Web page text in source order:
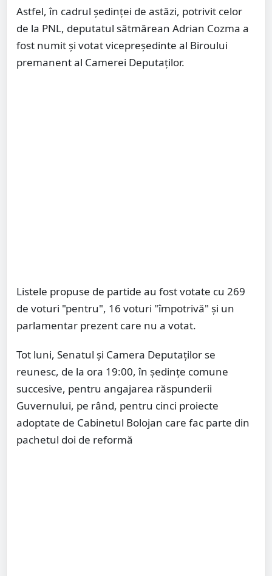
Astfel, în cadrul ședinței de astăzi, potrivit celor
de la PNL, deputatul sătmărean Adrian Cozma a
fost numit și votat vicepreședinte al Biroului
premanent al Camerei Deputaților.
Listele propuse de partide au fost votate cu 269
de voturi "pentru", 16 voturi "împotrivă" și un
parlamentar prezent care nu a votat.
Tot luni, Senatul și Camera Deputaților se
reunesc, de la ora 19:00, în ședințe comune
succesive, pentru angajarea răspunderii
Guvernului, pe rând, pentru cinci proiecte
adoptate de Cabinetul Bolojan care fac parte din
pachetul doi de reformă